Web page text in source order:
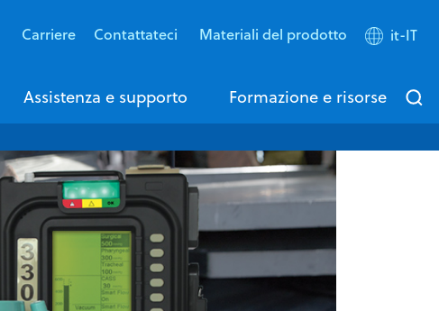
Carriere Contattateci Materiali del prodotto it-IT
Assistenza e supporto Formazione e risorse